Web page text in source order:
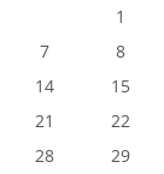
1
7
8
14
15
21
22
28
29